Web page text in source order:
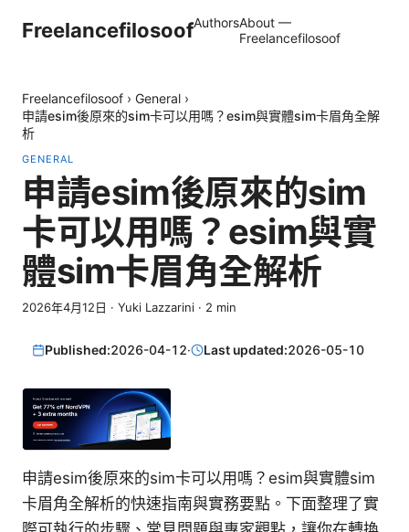
FreelancefilosoofAuthorsAbout —
Freelancefilosoof
Freelancefilosoof › General ›
申請esim後原來的sim卡可以用嗎？esim與實體sim卡眉角全解
析
GENERAL
申請esim後原來的sim
卡可以用嗎？esim與實
體sim卡眉角全解析
2026年4月12日 · Yuki Lazzarini · 2 min
Published:2026-04-12· Last updated:2026-05-10
申請esim後原來的sim卡可以用嗎？esim與實體sim
卡眉角全解析的快速指南與實務要點。下面整理了實